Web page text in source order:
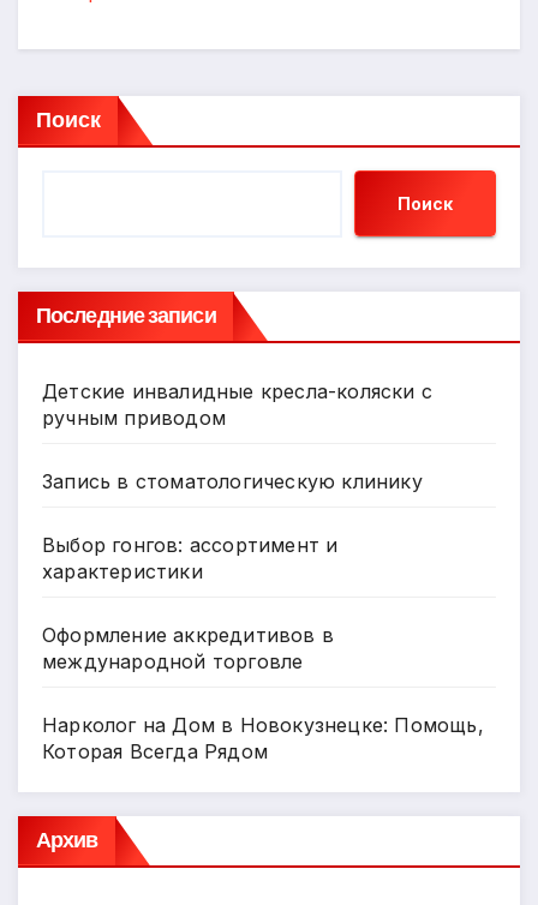
Поиск
Поиск
Последние записи
Детские инвалидные кресла-коляски с
ручным приводом
Запись в стоматологическую клинику
Выбор гонгов: ассортимент и
характеристики
Оформление аккредитивов в
международной торговле
Нарколог на Дом в Новокузнецке: Помощь,
Которая Всегда Рядом
Архив